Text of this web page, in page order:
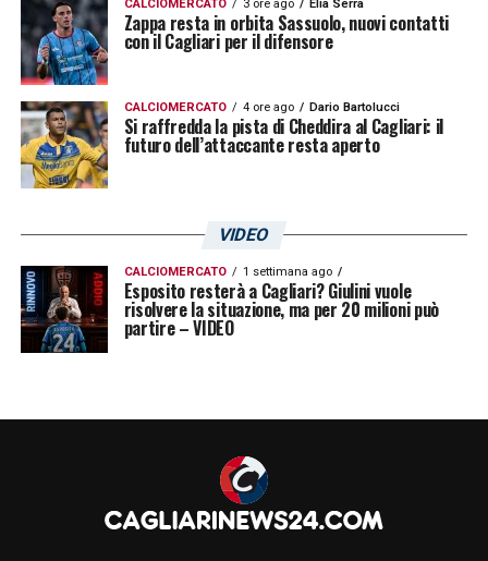
CALCIOMERCATO 3 ore ago Elia Serra
Zappa resta in orbita Sassuolo, nuovi contatti
con il Cagliari per il difensore
CALCIOMERCATO 4 ore ago Dario Bartolucci
Si raffredda la pista di Cheddira al Cagliari: il
futuro dell’attaccante resta aperto
VIDEO
CALCIOMERCATO 1 settimana ago
Esposito resterà a Cagliari? Giulini vuole
risolvere la situazione, ma per 20 milioni può
partire – VIDEO